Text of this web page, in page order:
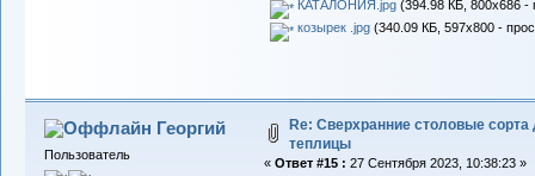
КАТАЛОНИЯ.jpg(394.98 КБ, 800x686 -
козырек .jpg(340.09 КБ, 597x800 -
Георгий
Пользователь
Re: Сверхранние столовые сорта
теплицы
« Ответ #15 : 27 Сентября 2023, 10:38:23 »